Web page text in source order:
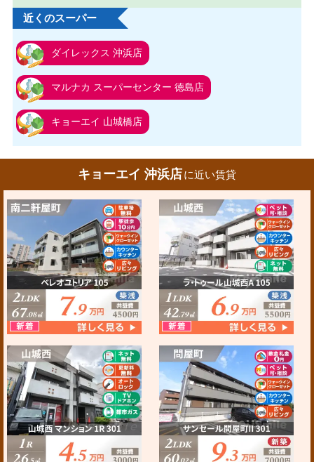
近くのスーパー
ダイレックス 沖浜店
マルナカ スーパーセンター 徳島店
キョーエイ 山城橋店
キョーエイ 沖浜店に近い賃貸